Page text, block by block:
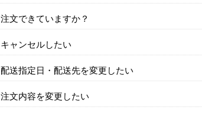
注文できていますか？
キャンセルしたい
配送指定日・配送先を変更したい
注文内容を変更したい